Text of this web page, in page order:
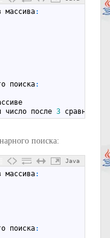
массива:
поиска:
число после 3 сравнений
поиска:
Java
массива:
поиска: